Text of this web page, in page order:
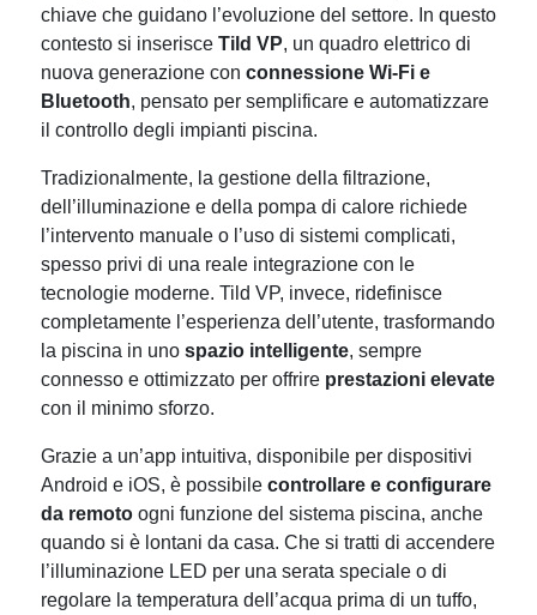
chiave che guidano l’evoluzione del settore. In questo
contesto si inserisce Tild VP, un quadro elettrico di
nuova generazione con connessione Wi-Fi e
Bluetooth, pensato per semplificare e automatizzare
il controllo degli impianti piscina.
Tradizionalmente, la gestione della filtrazione,
dell’illuminazione e della pompa di calore richiede
l’intervento manuale o l’uso di sistemi complicati,
spesso privi di una reale integrazione con le
tecnologie moderne. Tild VP, invece, ridefinisce
completamente l’esperienza dell’utente, trasformando
la piscina in uno spazio intelligente, sempre
connesso e ottimizzato per offrire prestazioni elevate
con il minimo sforzo.
Grazie a un’app intuitiva, disponibile per dispositivi
Android e iOS, è possibile controllare e configurare
da remotoogni funzione del sistema piscina, anche
quando si è lontani da casa. Che si tratti di accendere
l’illuminazione LED per una serata speciale o di
regolare la temperatura dell’acqua prima di un tuffo,